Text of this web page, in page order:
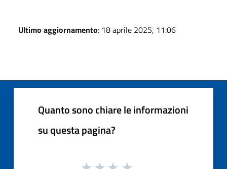
Ultimo aggiornamento: 18 aprile 2025, 11:06
Quanto sono chiare le informazioni
su questa pagina?